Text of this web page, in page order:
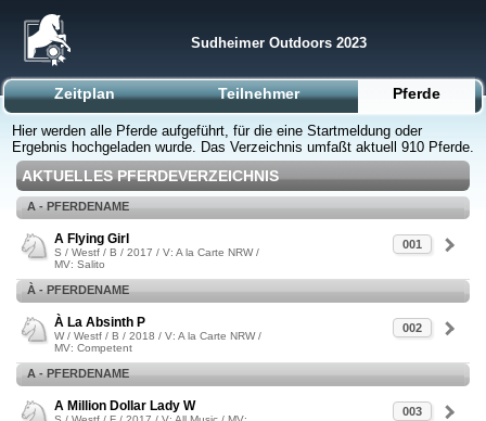
Sudheimer Outdoors 2023
Zeitplan Teilnehmer Pferde
Hier werden alle Pferde aufgeführt, für die eine Startmeldung oder
Ergebnis hochgeladen wurde. Das Verzeichnis umfaßt aktuell 910 Pferde.
AKTUELLES PFERDEVERZEICHNIS
A - PFERDENAME
001
A Flying Girl
S / Westf / B / 2017 / V: A la Carte NRW /
MV: Salito
À - PFERDENAME
002
À La Absinth P
W / Westf / B / 2018 / V: A la Carte NRW /
MV: Competent
A - PFERDENAME
003
A Million Dollar Lady W